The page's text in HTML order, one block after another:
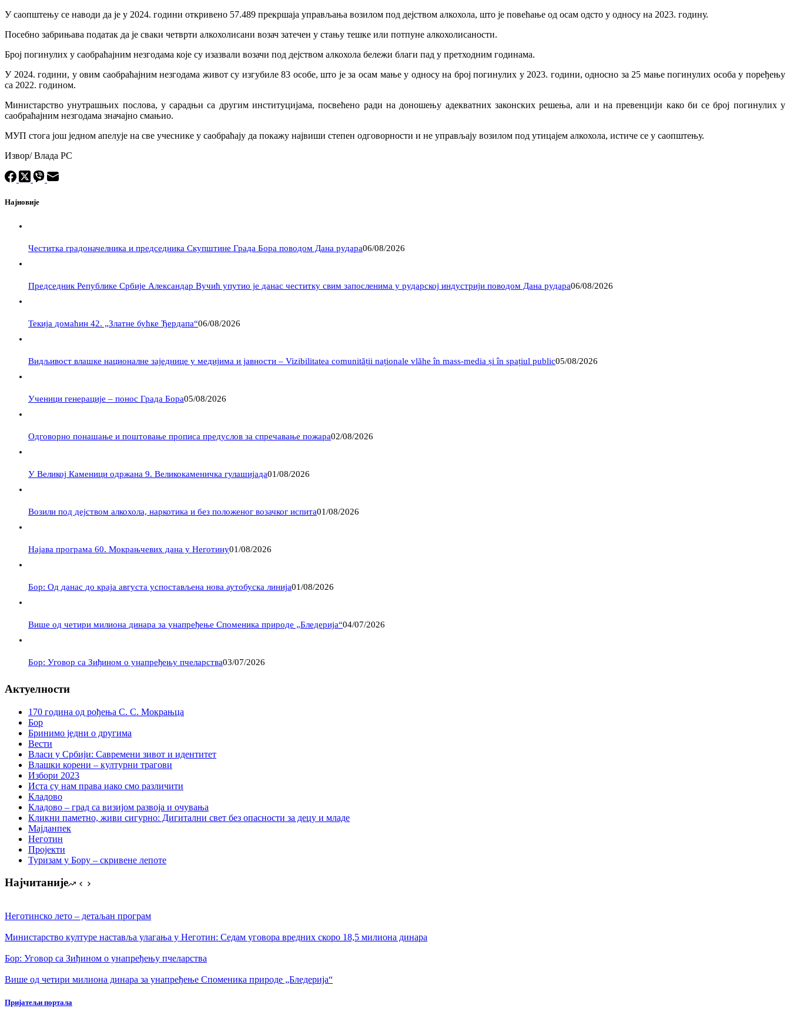
У саопштењу се наводи да је у 2024. години откривено 57.489 прекршаја управљања возилом под дејством алкохола, што је повећање од осам одсто у односу на 2023. годину.
Посебно забрињава податак да је сваки четврти алкохолисани возач затечен у стању тешке или потпуне алкохолисаности.
Број погинулих у саобраћајним незгодама које су изазвали возачи под дејством алкохола бележи благи пад у претходним годинама.
У 2024. години, у овим саобраћајним незгодама живот су изгубиле 83 особе, што је за осам мање у односу на број погинулих у 2023. години, односно за 25 мање погинулих особа у поређењу
са 2022. годином.
Министарство унутрашњих послова, у сарадњи са другим институцијама, посвећено ради на доношењу адекватних законских решења, али и на превенцији како би се број погинулих у
саобраћајним незгодама значајно смањио.
МУП стога још једном апелује на све учеснике у саобраћају да покажу највиши степен одговорности и не управљају возилом под утицајем алкохола, истиче се у саопштењу.
Извор/ Влада РС
Најновије
Честитка градоначелника и председника Скупштине Града Бора поводом Дана рудара06/08/2026
Председник Републике Србије Александар Вучић упутио је данас честитку свим запосленима у рударској индустрији поводом Дана рудара06/08/2026
Текија домаћин 42. „Златне бућке Ђердапа“06/08/2026
Видљивост влашке националне заједнице у медијима и јавности – Vizibilitatea comunității naționale vlăhe în mass-media și în spațiul public05/08/2026
Ученици генерације – понос Града Бора05/08/2026
Одговорно понашање и поштовање прописа предуслов за спречавање пожара02/08/2026
У Великој Каменици одржана 9. Великокаменичка гулашијада01/08/2026
Возили под дејством алкохола, наркотика и без положеног возачког испита01/08/2026
Најава програма 60. Мокрањчевих дана у Неготину01/08/2026
Бор: Од данас до краја августа успостављена нова аутобуска линија01/08/2026
Више од четири милиона динара за унапређење Споменика природе „Бледерија“04/07/2026
Бор: Уговор са Зиђином о унапређењу пчеларства03/07/2026
Актуелности
170 година од рођења С. С. Мокрањца
Бор
Бринимо једни о другима
Вести
Власи у Србији: Савремени зивот и идентитет
Влашки корени – културни трагови
Избори 2023
Иста су нам права иако смо различити
Кладово
Кладово – град са визијом развоја и очувања
Кликни паметно, живи сигурно: Дигитални свет без опасности за децу и младе
Мајданпек
Неготин
Пројекти
Туризам у Бору – скривене лепоте
Најчитаније
Неготинско лето – детаљан програм
Министарство културе наставља улагања у Неготин: Седам уговора вредних скоро 18,5 милиона динара
Бор: Уговор са Зиђином о унапређењу пчеларства
Више од четири милиона динара за унапређење Споменика природе „Бледерија“
Пријатељи портала